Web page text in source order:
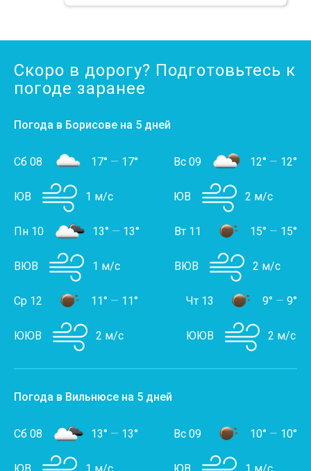
Скоро в дорогу? Подготовьтесь к
погоде заранее
Погода в Борисове на 5 дней
Сб 08 17° — 17°
ЮВ 1 м/с
Вс 09 12° — 12°
ЮВ 2 м/с
Пн 10 13° — 13°
ВЮВ 1 м/с
Вт 11 15° — 15°
ВЮВ 2 м/с
Ср 12 11° — 11°
ЮЮВ 2 м/с
Чт 13 9° — 9°
ЮЮВ 2 м/с
Погода в Вильнюсе на 5 дней
Сб 08 13° — 13° Вс 09 10° — 10°